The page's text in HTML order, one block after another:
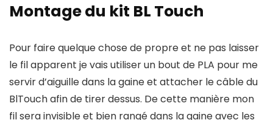
Montage du kit BL Touch
Pour faire quelque chose de propre et ne pas laisser
le fil apparent je vais utiliser un bout de PLA pour me
servir d’aiguille dans la gaine et attacher le câble du
BlTouch afin de tirer dessus. De cette manière mon
fil sera invisible et bien rangé dans la gaine avec les